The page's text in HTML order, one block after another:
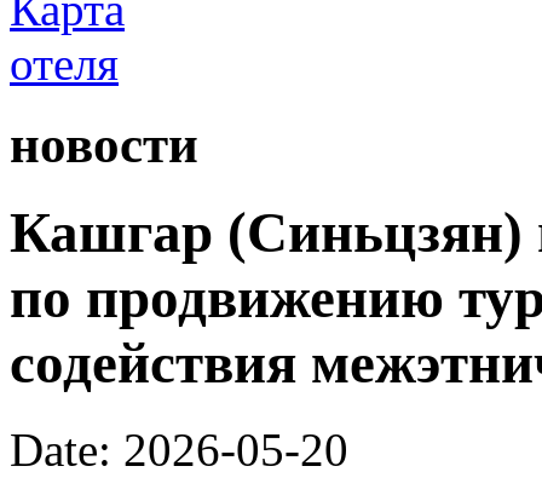
новости
Кашгар (Синьцзян)
по продвижению
содействия
Date: 2026-05-20